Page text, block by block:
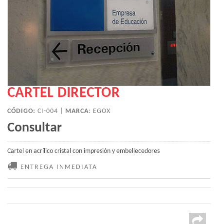
CARTEL DIRECTOR
CÓDIGO: CI-004 | MARCA: EGOX
Consultar
Cartel en acrílico cristal con impresión y embellecedores
ENTREGA INMEDIATA